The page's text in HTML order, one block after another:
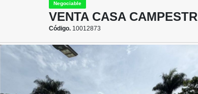
Negociable
VENTA CASA
Código. 10012873